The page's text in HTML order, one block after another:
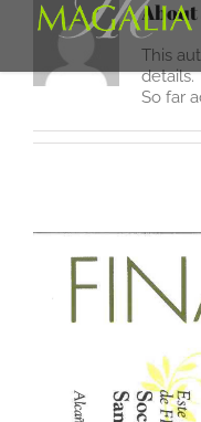
About
This
details.
So far